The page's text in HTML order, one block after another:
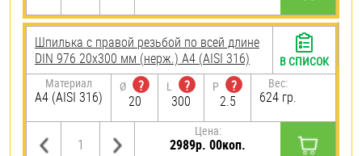
Шпилька с правой резьбой по всей длине
DIN 976 20х300 мм (нерж.) A4 (AISI 316)
Материал
A4 (AISI 316)
Ø
?
20
L
?
300
P
?
2.5
Вес:
624 гр.
Цена:
2989р. 00коп.
В СПИСОК